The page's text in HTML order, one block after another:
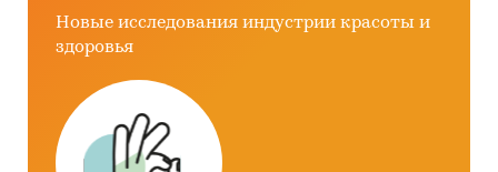
Новые исследования индустрии красоты и
здоровья